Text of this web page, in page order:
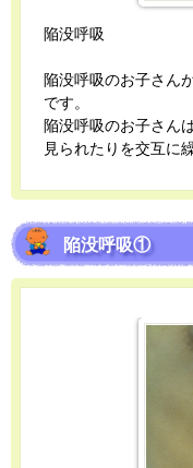
陥没呼吸
陥没呼吸のお子さん
です。
陥没呼吸のお子さん
見られたりを交互に
陥没呼吸①